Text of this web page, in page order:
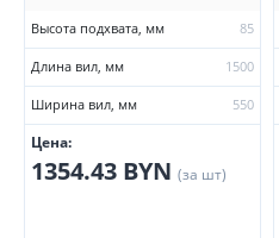
Высота подхвата, мм 85
Длина вил, мм 1500
Ширина вил, мм 550
Цена:
1354.43 BYN (за шт)